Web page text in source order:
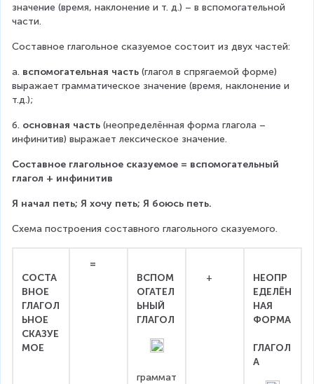
значение (время, наклонение и т. д.) – в вспомогательной
части.
Составное глагольное сказуемое состоит из двух частей:
а. вспомогательная часть (глагол в спрягаемой форме)
выражает грамматическое значение (время, наклонение и
т.д.);
б. основная часть (неопределённая форма глагола –
инфинитив) выражает лексическое значение.
Составное глагольное сказуемое = вспомогательный
глагол + инфинитив
Я начал петь; Я хочу петь; Я боюсь петь.
Схема построения составного глагольного сказуемого.
СОСТА
ВНОЕ
ГЛАГОЛ
ЬНОЕ
СКАЗУЕ
МОЕ
=
ВСПОМ
ОГАТЕЛ
ЬНЫЙ
ГЛАГОЛ
граммат
+
НЕОПР
ЕДЕЛЁН
НАЯ
ФОРМА
ГЛАГОЛ
А